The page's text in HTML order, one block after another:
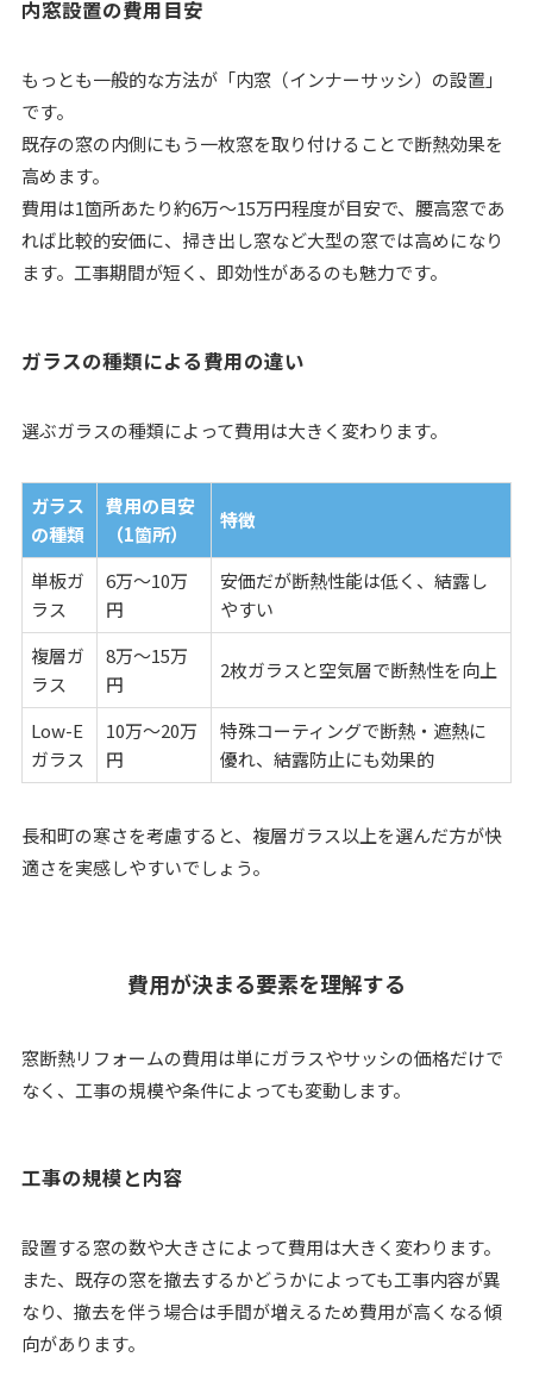
内窓設置の費用目安
もっとも一般的な方法が「内窓（インナーサッシ）の設置」
です。
既存の窓の内側にもう一枚窓を取り付けることで断熱効果を
高めます。
費用は1箇所あたり約6万～15万円程度が目安で、腰高窓であ
れば比較的安価に、掃き出し窓など大型の窓では高めになり
ます。工事期間が短く、即効性があるのも魅力です。
ガラスの種類による費用の違い
選ぶガラスの種類によって費用は大きく変わります。
ガラス
の種類
費用の目安
（1箇所）
特徴
単板ガ
ラス
6万～10万
円
安価だが断熱性能は低く、結露し
やすい
複層ガ
ラス
8万～15万
円
2枚ガラスと空気層で断熱性を向上
Low-E
ガラス
10万～20万
円
特殊コーティングで断熱・遮熱に
優れ、結露防止にも効果的
長和町の寒さを考慮すると、複層ガラス以上を選んだ方が快
適さを実感しやすいでしょう。
費用が決まる要素を理解する
窓断熱リフォームの費用は単にガラスやサッシの価格だけで
なく、工事の規模や条件によっても変動します。
工事の規模と内容
設置する窓の数や大きさによって費用は大きく変わります。
また、既存の窓を撤去するかどうかによっても工事内容が異
なり、撤去を伴う場合は手間が増えるため費用が高くなる傾
向があります。